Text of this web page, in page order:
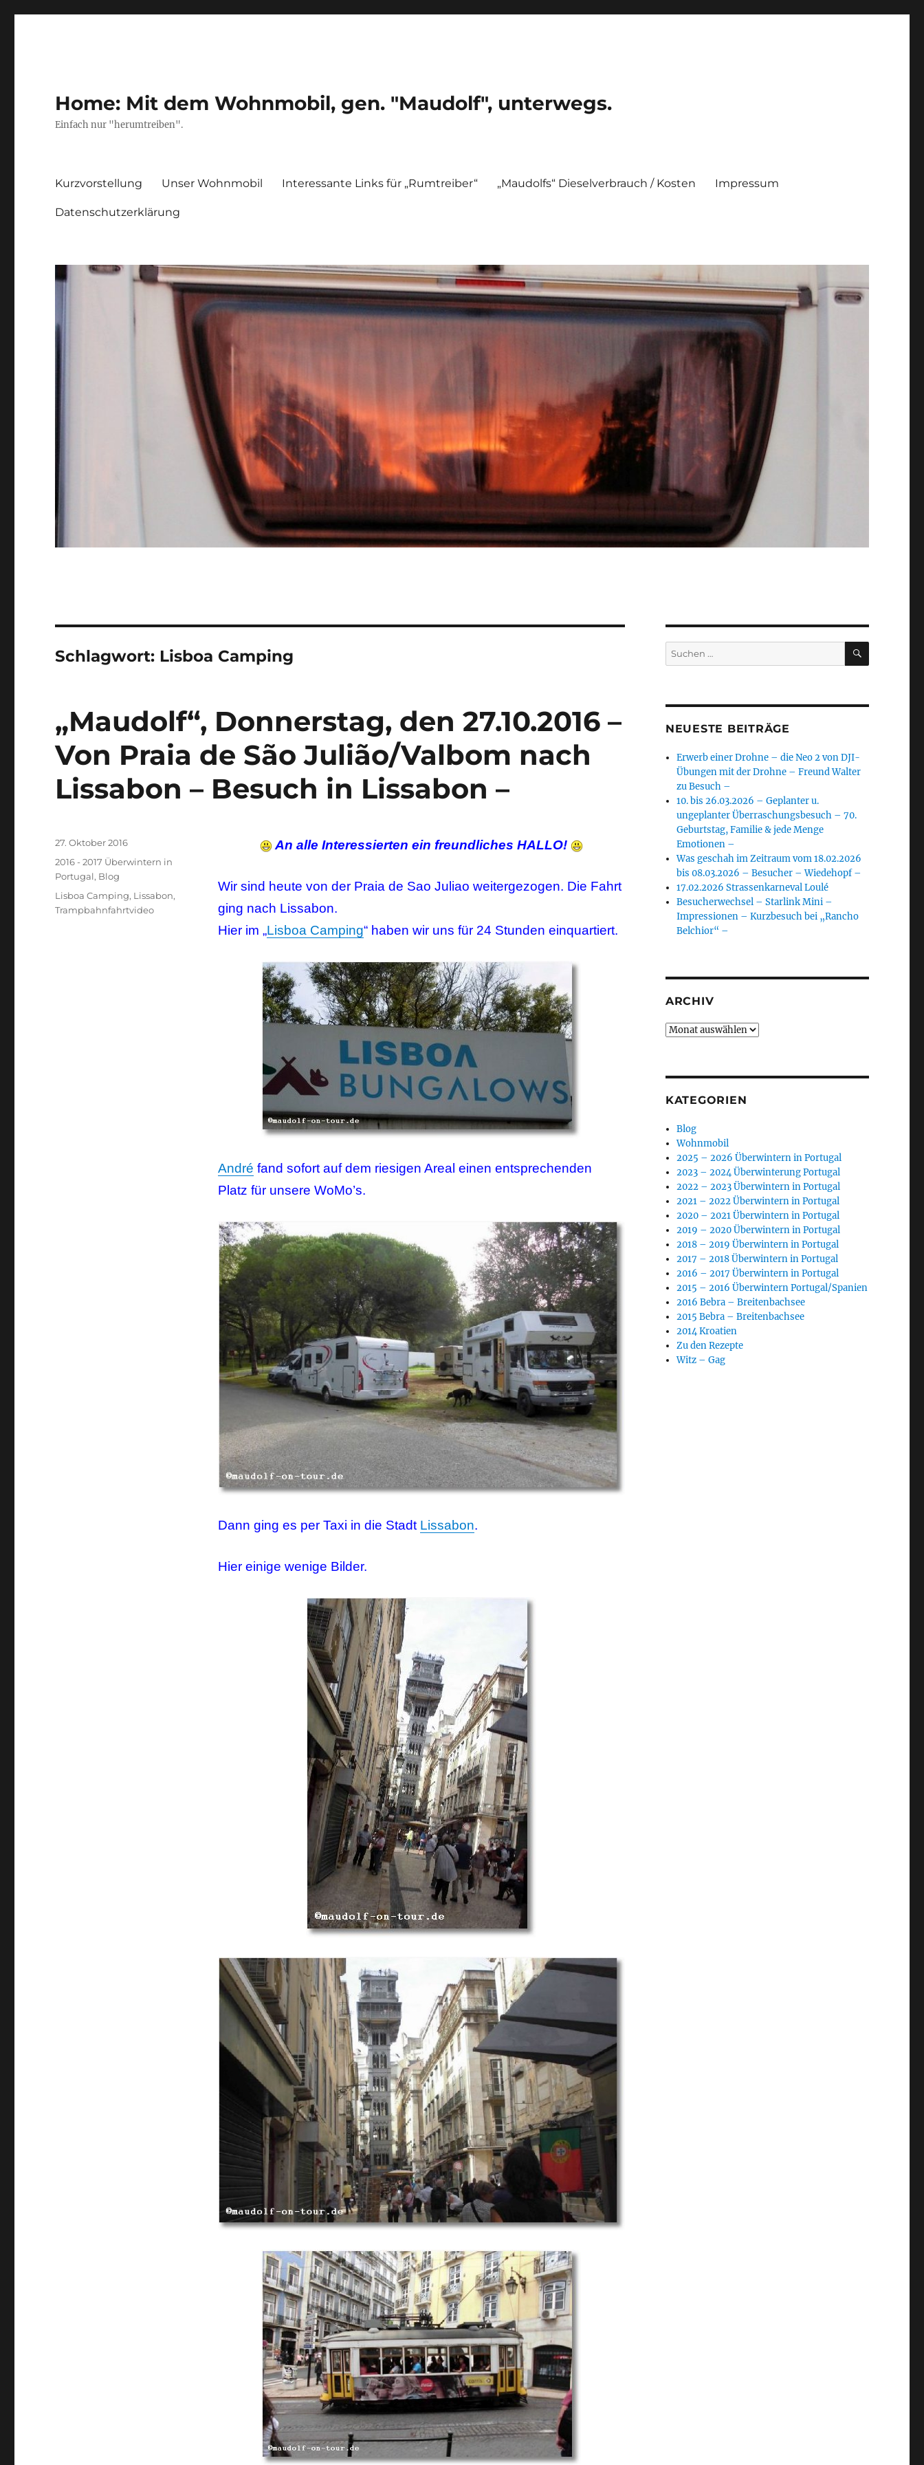
Home: Mit dem Wohnmobil, gen. "Maudolf", unterwegs.
Einfach nur "herumtreiben".
Kurzvorstellung Unser Wohnmobil Interessante Links für „Rumtreiber“ „Maudolfs“ Dieselverbrauch / Kosten Impressum
Datenschutzerklärung
Schlagwort: Lisboa Camping
„Maudolf“, Donnerstag, den 27.10.2016 –
Von Praia de São Julião/Valbom nach
Lissabon – Besuch in Lissabon –
An alle Interessierten ein freundliches HALLO!
Wir sind heute von der Praia de Sao Juliao weitergezogen. Die Fahrt
ging nach Lissabon.
Hier im „Lisboa Camping“ haben wir uns für 24 Stunden einquartiert.
André fand sofort auf dem riesigen Areal einen entsprechenden
Platz für unsere WoMo’s.
Dann ging es per Taxi in die Stadt Lissabon.
Hier einige wenige Bilder.
Veröffentlicht
am
27. Oktober 2016
Kategorien
2016 - 2017 Überwintern in
Portugal, Blog
Schlagwörter
Lisboa Camping, Lissabon,
Trampbahnfahrtvideo
Suchen
nach:
SUCHEN
NEUESTE BEITRÄGE
Erwerb einer Drohne – die Neo 2 von DJI-
Übungen mit der Drohne – Freund Walter
zu Besuch –
10. bis 26.03.2026 – Geplanter u.
ungeplanter Überraschungsbesuch – 70.
Geburtstag, Familie & jede Menge
Emotionen –
Was geschah im Zeitraum vom 18.02.2026
bis 08.03.2026 – Besucher – Wiedehopf –
17.02.2026 Strassenkarneval Loulé
Besucherwechsel – Starlink Mini –
Impressionen – Kurzbesuch bei „Rancho
Belchior“ –
ARCHIV
Archiv
KATEGORIEN
Blog
Wohnmobil
2025 – 2026 Überwintern in Portugal
2023 – 2024 Überwinterung Portugal
2022 – 2023 Überwintern in Portugal
2021 – 2022 Überwintern in Portugal
2020 – 2021 Überwintern in Portugal
2019 – 2020 Überwintern in Portugal
2018 – 2019 Überwintern in Portugal
2017 – 2018 Überwintern in Portugal
2016 – 2017 Überwintern in Portugal
2015 – 2016 Überwintern Portugal/Spanien
2016 Bebra – Breitenbachsee
2015 Bebra – Breitenbachsee
2014 Kroatien
Zu den Rezepte
Witz – Gag